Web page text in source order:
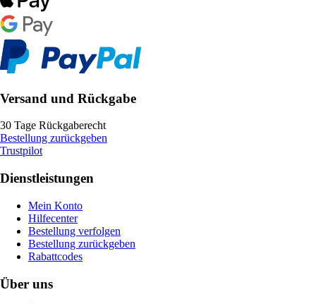
Versand und Rückgabe
30 Tage Rückgaberecht
Bestellung zurückgeben
Trustpilot
Dienstleistungen
Mein Konto
Hilfecenter
Bestellung verfolgen
Bestellung zurückgeben
Rabattcodes
Über uns